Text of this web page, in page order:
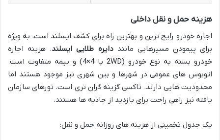
هزینه حمل و نقل داخلی
اجاره خودرو رایج ترین و بهترین راه برای کشف ایسلند است، به ویژه
برای پیمودن مسیرهایی ماننددایره طلایی ایسلند. هزینه اجاره
خودرو بسته به نوع خودرو (2WD یا 4×4) و بیمه متفاوت است.
اتوبوس های عمومی در شهرها و بین شهری نیز موجود هستند اما
محدودیت هایی دارند. تاکسی گزینه گران تری است. تورهای سازمان
یافته نیز راهی راحت برای بازدید از جاذبه ها هستند.
یک جدول تخمینی از هزینه های روزانه حمل و نقل: